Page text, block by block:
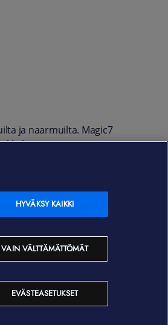
ja naarmuilta. Magic7
−
EVÄSTEASETUKSET
VAIN VÄLTTÄMÄTTÖMÄT
HYVÄKSY KAIKKI